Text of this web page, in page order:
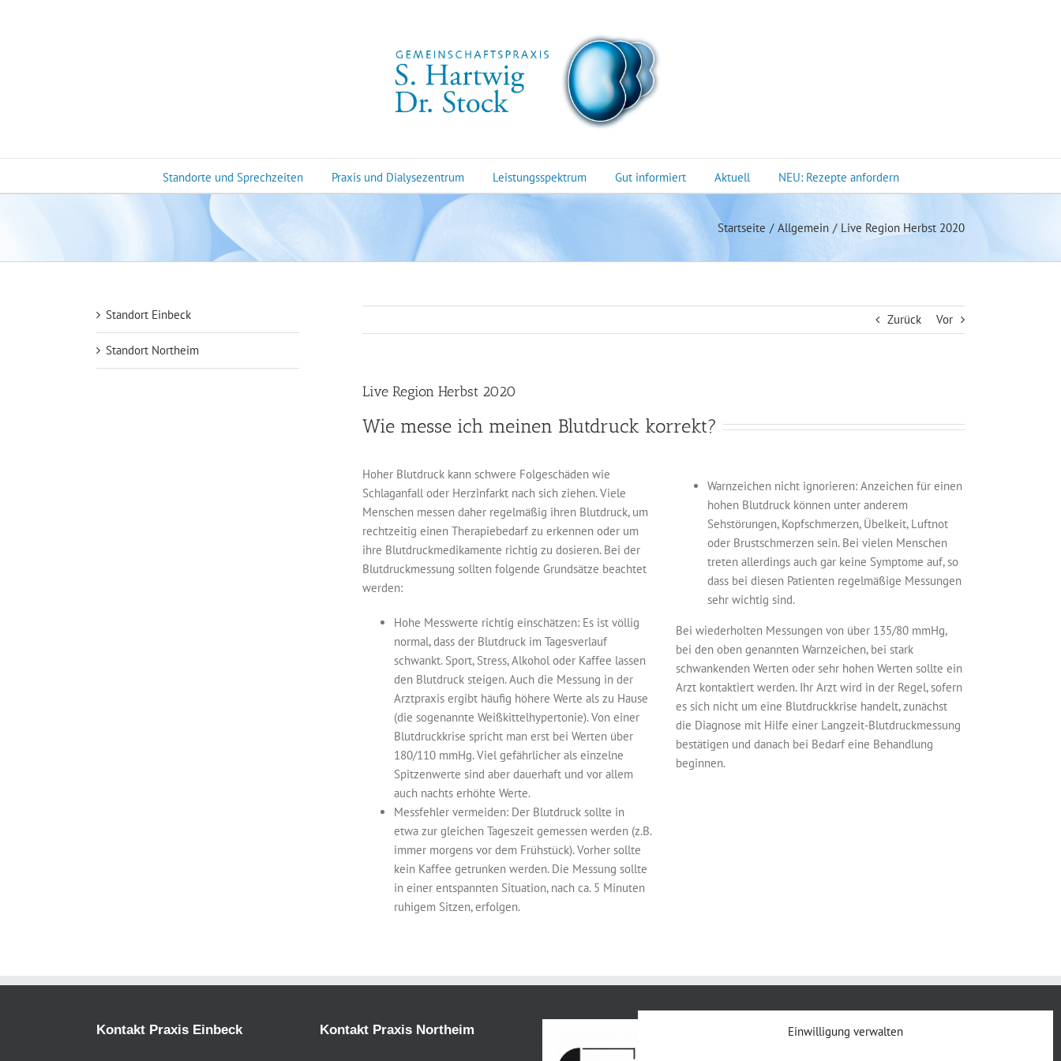
Einwilligung verwalten
Standorte und Sprechzeiten Praxis und Dialysezentrum Leistungsspektrum Gut informiert Aktuell NEU: Rezepte anfordern
Startseite Allgemein Live Region Herbst 2020
Zurück Vor
Live Region Herbst 2020
Wie messe ich meinen Blutdruck korrekt?
Hoher Blutdruck kann schwere Folgeschäden wie
Schlaganfall oder Herzinfarkt nach sich ziehen. Viele
Menschen messen daher regelmäßig ihren Blutdruck, um
rechtzeitig einen Therapiebedarf zu erkennen oder um
ihre Blutdruckmedikamente richtig zu dosieren. Bei der
Blutdruckmessung sollten folgende Grundsätze beachtet
werden:
Hohe Messwerte richtig einschätzen: Es ist völlig
normal, dass der Blutdruck im Tagesverlauf
schwankt. Sport, Stress, Alkohol oder Kaffee lassen
den Blutdruck steigen. Auch die Messung in der
Arztpraxis ergibt häufig höhere Werte als zu Hause
(die sogenannte Weißkittelhypertonie). Von einer
Blutdruckkrise spricht man erst bei Werten über
180/110 mmHg. Viel gefährlicher als einzelne
Spitzenwerte sind aber dauerhaft und vor allem
auch nachts erhöhte Werte.
Messfehler vermeiden: Der Blutdruck sollte in
etwa zur gleichen Tageszeit gemessen werden (z.B.
immer morgens vor dem Frühstück). Vorher sollte
kein Kaffee getrunken werden. Die Messung sollte
in einer entspannten Situation, nach ca. 5 Minuten
ruhigem Sitzen, erfolgen.
Warnzeichen nicht ignorieren: Anzeichen für einen
hohen Blutdruck können unter anderem
Sehstörungen, Kopfschmerzen, Übelkeit, Luftnot
oder Brustschmerzen sein. Bei vielen Menschen
treten allerdings auch gar keine Symptome auf, so
dass bei diesen Patienten regelmäßige Messungen
sehr wichtig sind.
Bei wiederholten Messungen von über 135/80 mmHg,
bei den oben genannten Warnzeichen, bei stark
schwankenden Werten oder sehr hohen Werten sollte ein
Arzt kontaktiert werden. Ihr Arzt wird in der Regel, sofern
es sich nicht um eine Blutdruckkrise handelt, zunächst
die Diagnose mit Hilfe einer Langzeit-Blutdruckmessung
bestätigen und danach bei Bedarf eine Behandlung
beginnen.
Standort Einbeck
Standort Northeim
Kontakt Praxis Einbeck Kontakt Praxis Northeim Impressum